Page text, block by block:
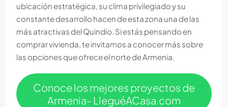
ubicación estratégica, su clima privilegiado y su
constante desarrollo hacen de esta zona una de las
más atractivas del Quindío. Si estás pensando en
comprar vivienda, te invitamos a conocer más sobre
las opciones que ofrece el norte de Armenia.
Conoce los mejores proyectos de
Armenia- LleguéACasa.com